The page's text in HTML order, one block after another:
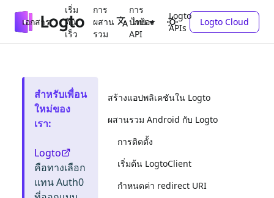
เอกสาร
เริ่ม
ต้น
เร็ว
การ
ผสาน
รวม
การ
ปกป้อง
API
Logto
APIs
ไทย Logto Cloud
สำหรับเพื่อน
ใหม่ของ
เรา:
Logto
คือทางเลือก
แทน Auth0
สร้างแอปพลิเคชันใน Logto
ผสานรวม Android กับ Logto
การติดตั้ง
เริ่มต้น LogtoClient
กำหนดค่า redirect URI